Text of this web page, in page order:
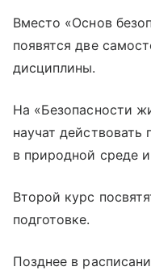
Вместо «Основ
появятся две
дисциплины.
На «Безопасности
научат действовать
в природной среде
Второй курс
подготовке.
Позднее в